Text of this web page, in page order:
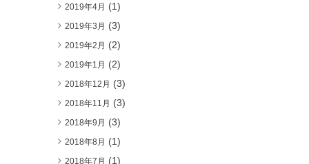
2019年4月 (1)
2019年3月 (3)
2019年2月 (2)
2019年1月 (2)
2018年12月 (3)
2018年11月 (3)
2018年9月 (3)
2018年8月 (1)
2018年7月 (1)